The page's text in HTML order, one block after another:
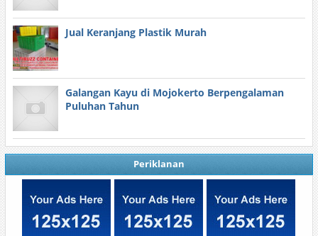
Jual Keranjang Plastik Murah
Galangan Kayu di Mojokerto Berpengalaman
Puluhan Tahun
Periklanan